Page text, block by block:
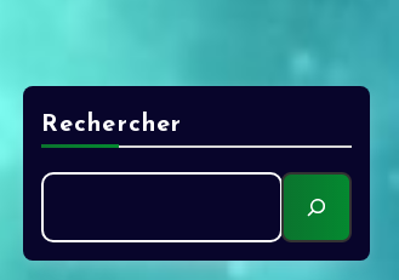
Rechercher